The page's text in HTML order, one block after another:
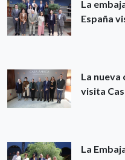
La
España
La nueva
visita
La